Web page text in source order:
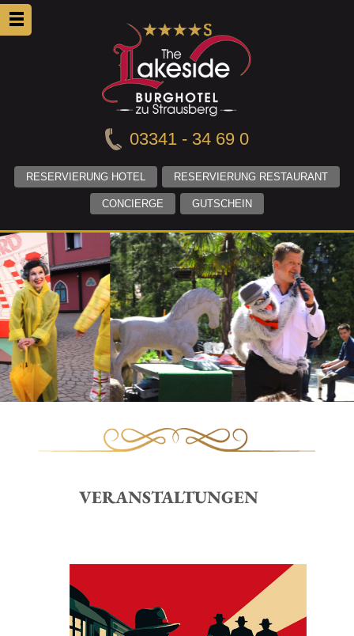
03341 - 34 69 0
RESERVIERUNG HOTEL RESERVIERUNG RESTAURANT
CONCIERGE GUTSCHEIN
VERANSTALTUNGEN